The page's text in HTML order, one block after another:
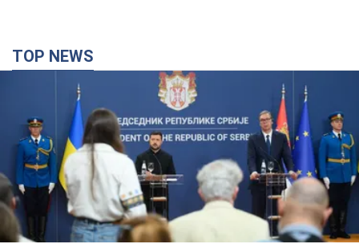
TOP NEWS